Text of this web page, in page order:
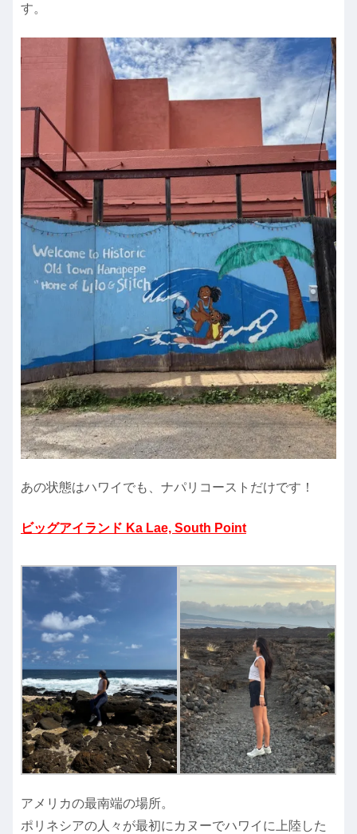
す。
あの状態はハワイでも、ナパリコーストだけです！
ビッグアイランド Ka Lae, South Point
アメリカの最南端の場所。
ポリネシアの人々が最初にカヌーでハワイに上陸した